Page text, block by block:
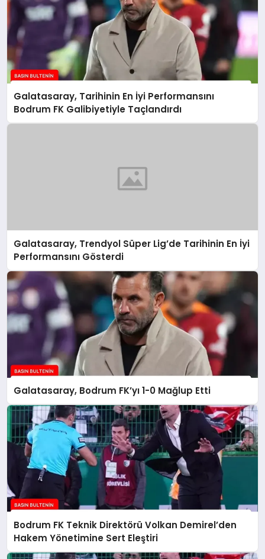
Galatasaray, Tarihinin En İyi Performansını
Bodrum FK Galibiyetiyle Taçlandırdı
Galatasaray, Trendyol Süper Lig’de Tarihinin En İyi
Performansını Gösterdi
Galatasaray, Bodrum FK’yı 1-0 Mağlup Etti
Bodrum FK Teknik Direktörü Volkan Demirel’den
Hakem Yönetimine Sert Eleştiri